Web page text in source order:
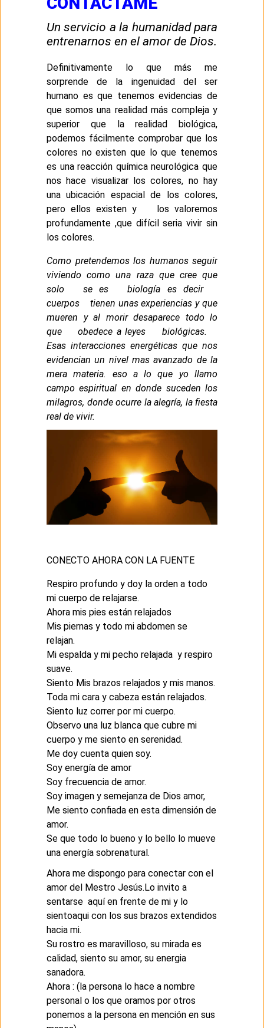
Un servicio a la humanidad para
entrenarnos en el amor de Dios.
Definitivamente lo que más me
sorprende de la ingenuidad del ser
humano es que tenemos evidencias de
que somos una realidad más compleja y
superior que la realidad biológica,
podemos fácilmente comprobar que los
colores no existen que lo que tenemos
es una reacción química neurológica que
nos hace visualizar los colores, no hay
una ubicación espacial de los colores,
pero ellos existen y los valoremos
profundamente ,que difícil seria vivir sin
los colores.
Como pretendemos los humanos seguir
viviendo como una raza que cree que
solo se es biología es decir
cuerpos tienen unas experiencias y que
mueren y al morir desaparece todo lo
que obedece a leyes biológicas.
Esas interacciones energéticas que nos
evidencian un nivel mas avanzado de la
mera materia. eso a lo que yo llamo
campo espiritual en donde suceden los
milagros, donde ocurre la alegría, la fiesta
real de vivir.
CONECTO AHORA CON LA FUENTE
Respiro profundo y doy la orden a todo
mi cuerpo de relajarse.
Ahora mis pies están relajados
Mis piernas y todo mi abdomen se
relajan.
Mi espalda y mi pecho relajada y respiro
suave.
Siento Mis brazos relajados y mis manos.
Toda mi cara y cabeza están relajados.
Siento luz correr por mi cuerpo.
Observo una luz blanca que cubre mi
cuerpo y me siento en serenidad.
Me doy cuenta quien soy.
Soy energía de amor
Soy frecuencia de amor.
Soy imagen y semejanza de Dios amor,
Me siento confiada en esta dimensión de
amor.
Se que todo lo bueno y lo bello lo mueve
una energía sobrenatural.
Ahora me dispongo para conectar con el
amor del Mestro Jesús.Lo invito a
sentarse aquí en frente de mi y lo
sientoaqui con los sus brazos extendidos
hacia mi.
Su rostro es maravilloso, su mirada es
calidad, siento su amor, su energia
sanadora.
Ahora : (la persona lo hace a nombre
personal o los que oramos por otros
ponemos a la persona en mención en sus